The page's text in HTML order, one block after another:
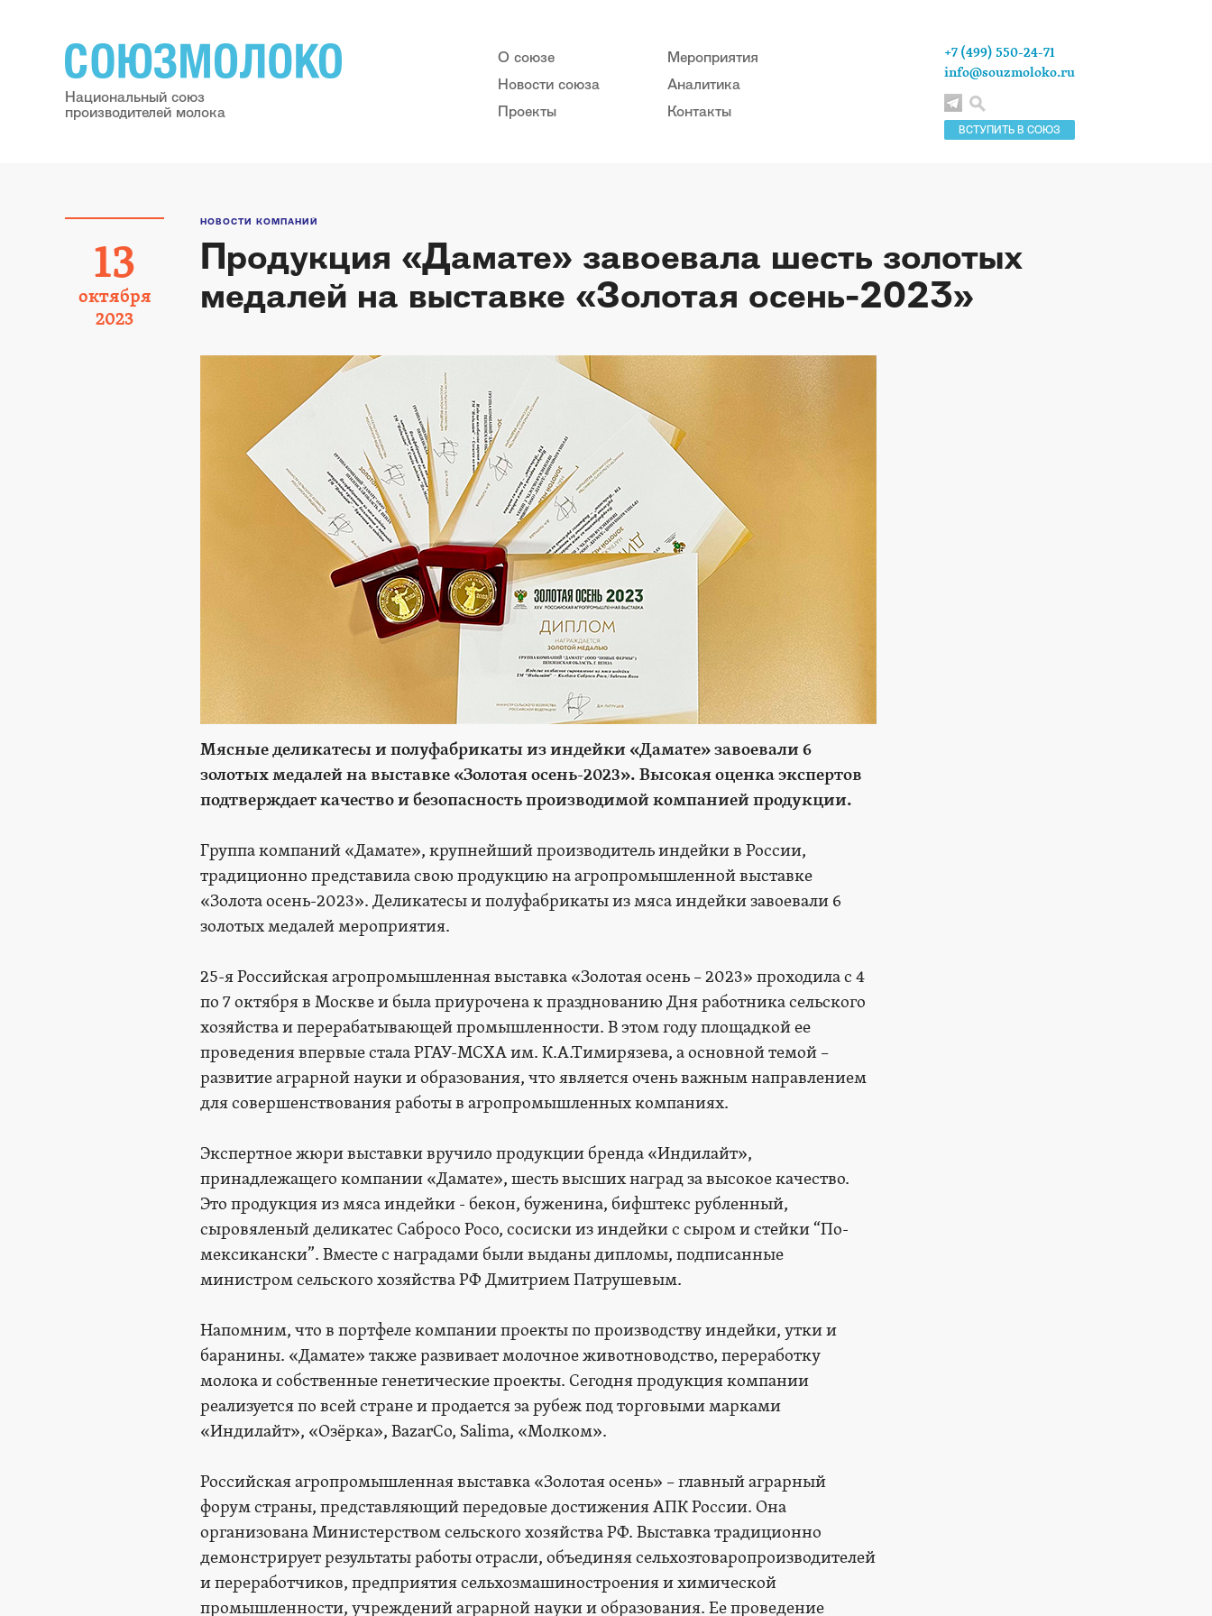
Национальный союз
производителей молока
О союзе
Новости союза
Проекты
Мероприятия
Аналитика
Контакты
ВСТУПИТЬ В СОЮЗ
+7 (499) 550-24-71
info@souzmoloko.ru
13
октября
2023
НОВОСТИ КОМПАНИЙ
Продукция «Дамате» завоевала шесть золотых
медалей на выставке «Золотая осень-2023»
Мясные деликатесы и полуфабрикаты из индейки «Дамате» завоевали 6
золотых медалей на выставке «Золотая осень-2023». Высокая оценка экспертов
подтверждает качество и безопасность производимой компанией продукции.
Группа компаний «Дамате», крупнейший производитель индейки в России,
традиционно представила свою продукцию на агропромышленной выставке
«Золота осень-2023». Деликатесы и полуфабрикаты из мяса индейки завоевали 6
золотых медалей мероприятия.
25-я Российская агропромышленная выставка «Золотая осень – 2023» проходила с 4
по 7 октября в Москве и была приурочена к празднованию Дня работника сельского
хозяйства и перерабатывающей промышленности. В этом году площадкой ее
проведения впервые стала РГАУ-МСХА им. К.А.Тимирязева, а основной темой –
развитие аграрной науки и образования, что является очень важным направлением
для совершенствования работы в агропромышленных компаниях.
Экспертное жюри выставки вручило продукции бренда «Индилайт»,
принадлежащего компании «Дамате», шесть высших наград за высокое качество.
Это продукция из мяса индейки - бекон, буженина, бифштекс рубленный,
сыровяленый деликатес Сабросо Росо, сосиски из индейки с сыром и стейки “По-
мексикански”. Вместе с наградами были выданы дипломы, подписанные
министром сельского хозяйства РФ Дмитрием Патрушевым.
Напомним, что в портфеле компании проекты по производству индейки, утки и
баранины. «Дамате» также развивает молочное животноводство, переработку
молока и собственные генетические проекты. Сегодня продукция компании
реализуется по всей стране и продается за рубеж под торговыми марками
«Индилайт», «Озёрка», BazarCo, Salima, «Молком».
Российская агропромышленная выставка «Золотая осень» – главный аграрный
форум страны, представляющий передовые достижения АПК России. Она
организована Министерством сельского хозяйства РФ. Выставка традиционно
демонстрирует результаты работы отрасли, объединяя сельхозтоваропроизводителей
и переработчиков, предприятия сельхозмашиностроения и химической
промышленности, учреждений аграрной науки и образования. Ее проведение